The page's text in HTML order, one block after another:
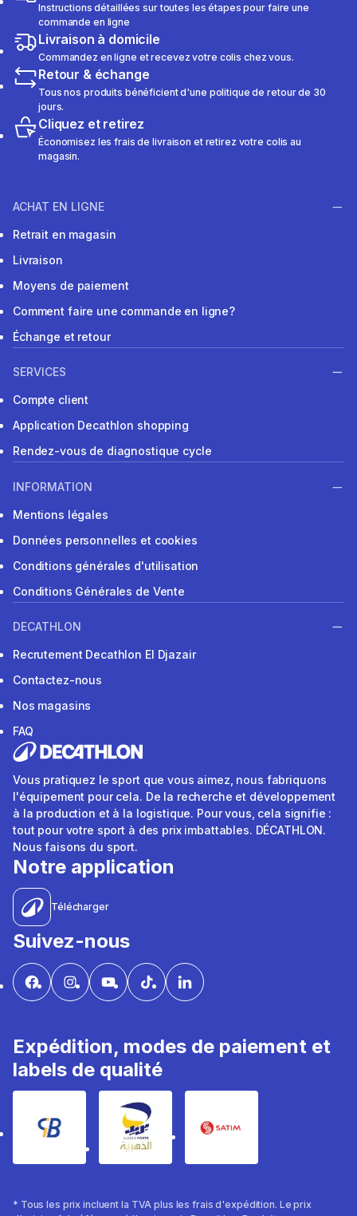
Instructions détaillées sur toutes les étapes pour faire une
commande en ligne
Livraison à domicile
Commandez en ligne et recevez votre colis chez vous.
Retour & échange
Tous nos produits bénéficient d'une politique de retour de 30
jours.
Cliquez et retirez
Économisez les frais de livraison et retirez votre colis au
magasin.
ACHAT EN LIGNE
Retrait en magasin
Livraison
Moyens de paiement
Comment faire une commande en ligne?
Échange et retour
SERVICES
Compte client
Application Decathlon shopping
Rendez-vous de diagnostique cycle
INFORMATION
Mentions légales
Données personnelles et cookies
Conditions générales d'utilisation
Conditions Générales de Vente
DECATHLON
Recrutement Decathlon El Djazair
Contactez-nous
Nos magasins
FAQ
Vous pratiquez le sport que vous aimez, nous fabriquons
l'équipement pour cela. De la recherche et développement
à la production et à la logistique. Pour vous, cela signifie :
tout pour votre sport à des prix imbattables. DÉCATHLON.
Nous faisons du sport.
Notre application
Télécharger
Suivez-nous
Expédition, modes de paiement et
labels de qualité
* Tous les prix incluent la TVA plus les frais d'expédition. Le prix